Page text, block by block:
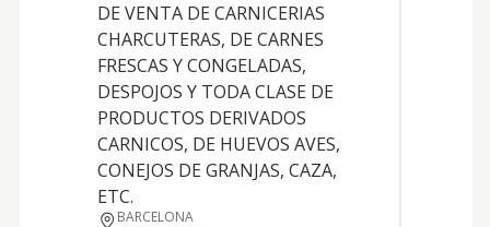
DE VENTA DE CARNICERIAS
CHARCUTERAS, DE CARNES
FRESCAS Y CONGELADAS,
DESPOJOS Y TODA CLASE DE
PRODUCTOS DERIVADOS
CARNICOS, DE HUEVOS AVES,
CONEJOS DE GRANJAS, CAZA,
ETC.
BARCELONA